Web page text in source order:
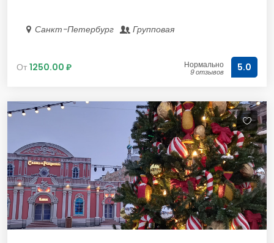
Санкт-Петербург Групповая
От 1250.00 ₽ Нормально
9 отзывов 5.0